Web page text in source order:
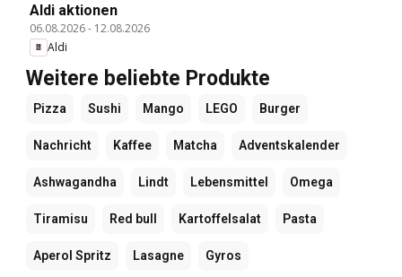
Aldi aktionen
06.08.2026- 12.08.2026
Aldi
Weitere beliebte Produkte
Pizza Sushi Mango LEGO Burger
Nachricht Kaffee Matcha Adventskalender
Ashwagandha Lindt Lebensmittel Omega
Tiramisu Red bull Kartoffelsalat Pasta
Aperol Spritz Lasagne Gyros